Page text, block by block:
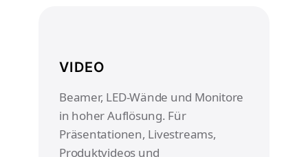
VIDEO
Beamer, LED-Wände und Monitore
in hoher Auflösung. Für
Präsentationen, Livestreams,
Produktvideos und